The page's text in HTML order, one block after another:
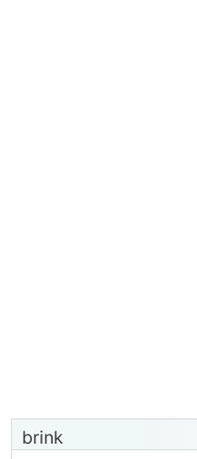
brink